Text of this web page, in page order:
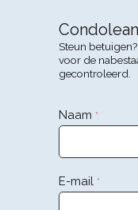
Steun
voor de
gecontroleerd.
Naam *
E-mail *